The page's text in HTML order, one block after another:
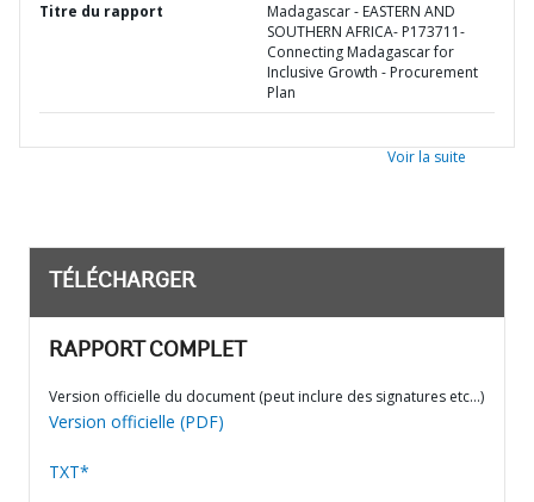
Titre du rapport
Madagascar - EASTERN AND
SOUTHERN AFRICA- P173711-
Connecting Madagascar for
Inclusive Growth - Procurement
Plan
Voir la suite
TÉLÉCHARGER
RAPPORT COMPLET
Version officielle du document (peut inclure des signatures etc…)
Version officielle (PDF)
TXT*